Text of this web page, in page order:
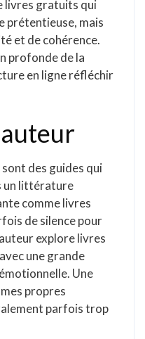
livres gratuits qui
prétentieuse, mais
et de cohérence.
profonde de la
en ligne réfléchir
des guides qui
un littérature
comme livres
de silence pour
explore livres
une grande
Une
propres
parfois trop